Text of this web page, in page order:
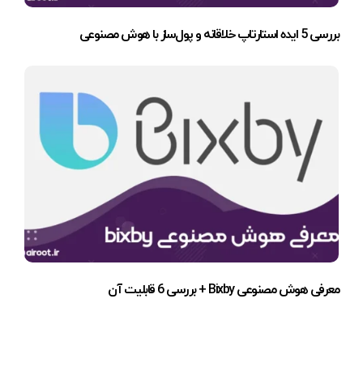
بررسی 5 ایده استارتاپ خلاقانه و پول‌ساز با هوش مصنوعی
معرفی هوش مصنوعی Bixby + بررسی 6 قابلیت آن